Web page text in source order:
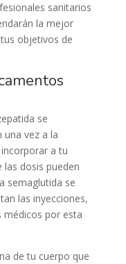
sanitarios
la mejor
objetivos de
se
una vez a la
a tu
las dosis pueden
semaglutida se
las inyecciones,
médicos por esta
de tu cuerpo que